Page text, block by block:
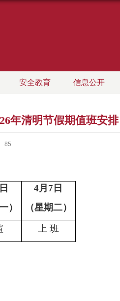
安全教育 信息公开
年清明节假期值班安排
85
日
）
4月 7 日
（星期二）
上 班